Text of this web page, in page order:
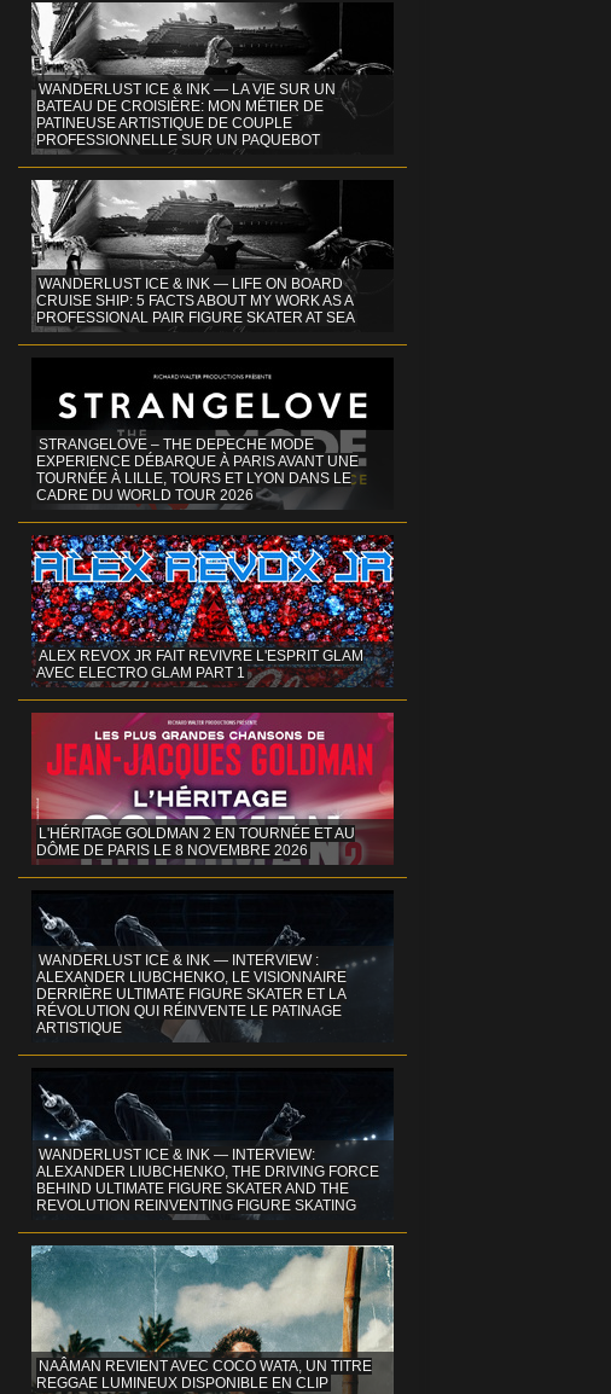
WANDERLUST ICE & INK — LA VIE SUR UN
BATEAU DE CROISIÈRE: MON MÉTIER DE
PATINEUSE ARTISTIQUE DE COUPLE
PROFESSIONNELLE SUR UN PAQUEBOT
WANDERLUST ICE & INK — LIFE ON BOARD
CRUISE SHIP: 5 FACTS ABOUT MY WORK AS A
PROFESSIONAL PAIR FIGURE SKATER AT SEA
STRANGELOVE – THE DEPECHE MODE
EXPERIENCE DÉBARQUE À PARIS AVANT UNE
TOURNÉE À LILLE, TOURS ET LYON DANS LE
CADRE DU WORLD TOUR 2026
ALEX REVOX JR FAIT REVIVRE L'ESPRIT GLAM
AVEC ELECTRO GLAM PART 1
L'HÉRITAGE GOLDMAN 2 EN TOURNÉE ET AU
DÔME DE PARIS LE 8 NOVEMBRE 2026
WANDERLUST ICE & INK — INTERVIEW :
ALEXANDER LIUBCHENKO, LE VISIONNAIRE
DERRIÈRE ULTIMATE FIGURE SKATER ET LA
RÉVOLUTION QUI RÉINVENTE LE PATINAGE
ARTISTIQUE
WANDERLUST ICE & INK — INTERVIEW:
ALEXANDER LIUBCHENKO, THE DRIVING FORCE
BEHIND ULTIMATE FIGURE SKATER AND THE
REVOLUTION REINVENTING FIGURE SKATING
NAÂMAN REVIENT AVEC COCO WATA, UN TITRE
REGGAE LUMINEUX DISPONIBLE EN CLIP